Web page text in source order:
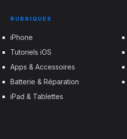
RUBRIQUES
iPhone
Tutoriels iOS
Apps & Accessoires
Batterie & Réparation
iPad & Tablettes